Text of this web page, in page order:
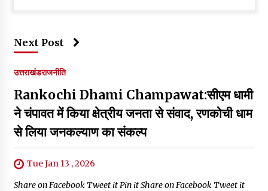
Next Post
उत्तराखंडराजनीति
Rankochi Dhami Champawat:सीएम धामी
ने चंपावत में किया क्षेत्रीय जनता से संवाद, रणकोची धाम
से लिया जनकल्याण का संकल्प
Tue Jan 13 , 2026
Share on Facebook Tweet it Pin it Share on Facebook Tweet it